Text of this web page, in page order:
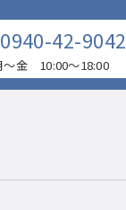
0940-42-9042
〜金 10:00〜18:00